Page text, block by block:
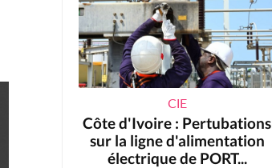
CIE
Côte d'Ivoire : Pertubations
sur la ligne d'alimentation
électrique de PORT...